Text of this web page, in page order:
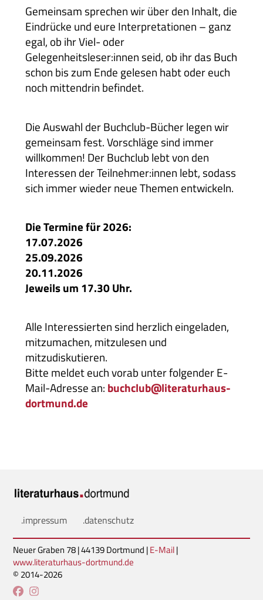
Gemeinsam sprechen wir über den Inhalt, die
Eindrücke und eure Interpretationen – ganz
egal, ob ihr Viel- oder
Gelegenheitsleser:innen seid, ob ihr das Buch
schon bis zum Ende gelesen habt oder euch
noch mittendrin befindet.
Die Auswahl der Buchclub-Bücher legen wir
gemeinsam fest. Vorschläge sind immer
willkommen! Der Buchclub lebt von den
Interessen der Teilnehmer:innen lebt, sodass
sich immer wieder neue Themen entwickeln.
Die Termine für 2026:
17.07.2026
25.09.2026
20.11.2026
Jeweils um 17.30 Uhr.
Alle Interessierten sind herzlich eingeladen,
mitzumachen, mitzulesen und
mitzudiskutieren.
Bitte meldet euch vorab unter folgender E-
Mail-Adresse an: buchclub@literaturhaus-
dortmund.de
.impressum .datenschutz
Neuer Graben 78 | 44139 Dortmund |E-Mail|
www.literaturhaus-dortmund.de
© 2014-2026